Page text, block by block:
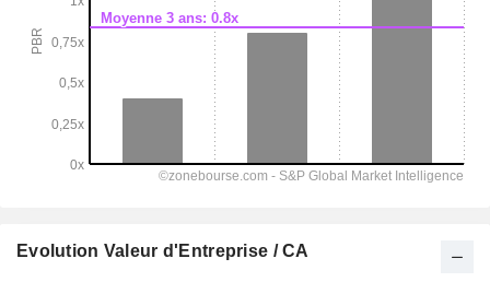
Evolution Valeur d'Entreprise / CA